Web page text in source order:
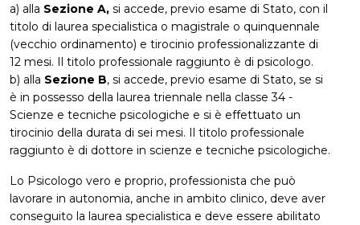
a) alla Sezione A, si accede, previo esame di Stato, con il
titolo di laurea specialistica o magistrale o quinquennale
(vecchio ordinamento) e tirocinio professionalizzante di
12 mesi. Il titolo professionale raggiunto è di psicologo.
b) alla Sezione B, si accede, previo esame di Stato, se si
è in possesso della laurea triennale nella classe 34 -
Scienze e tecniche psicologiche e si è effettuato un
tirocinio della durata di sei mesi. Il titolo professionale
raggiunto è di dottore in scienze e tecniche psicologiche.
Lo Psicologo vero e proprio, professionista che può
lavorare in autonomia, anche in ambito clinico, deve aver
conseguito la laurea specialistica e deve essere abilitato